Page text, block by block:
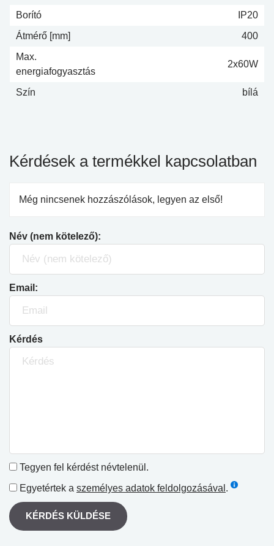
Borító
IP20
Átmérő [mm]
400
Max.
energiafogyasztás
2x60W
Szín bílá
Kérdések a termékkel kapcsolatban
Még nincsenek hozzászólások, legyen az első!
Név (nem kötelező):
Email:
Kérdés
Tegyen fel kérdést névtelenül.
Egyetértek a személyes adatok feldolgozásával .
KÉRDÉS KÜLDÉSE